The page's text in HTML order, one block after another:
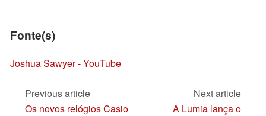
Fonte(s)
Joshua Sawyer - YouTube
Previous article
Os novos relógios Casio
Next article
A Lumia lança o